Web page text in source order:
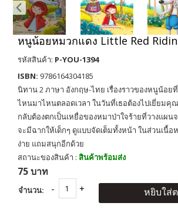
หนูน้อยหมวกแดง Little Red
รหัสสินค้า: P-YOU-1394
ISBN: 9786164304185
นิทาน 2 ภาษา อังกฤษ-ไทย เรื่องราวของหนูน้อย
ไหนมาไหนตลอดเวลา ในวันที่เธอต้องไปเยี่ยม
กลับต้องตกเป็นเหยื่อของหมาป่าใจร้ายที่วางแผน
จะมีฉากให้เด็กๆ ดูแบบจัดเต็มทั้งหน้า ในส่วนเนื้อ
ง่าย แถมสนุกอีกด้วย
สถานะของสินค้า : สินค้าพร้อมส่ง
75 บาท
จำนวน: หยิบใส่